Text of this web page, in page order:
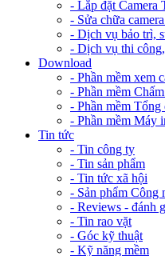
- Lắp đặt
- Sửa chữa
- Dịch vụ bảo trì,
- Dịch vụ thi
Download
- Phần mềm xem
- Phần mềm
- Phần mềm Tổng
- Phần mềm Máy
Tin tức
- Tin công ty
- Tin sản phẩm
- Tin tức xã hội
- Sản phẩm Công
- Reviews - đánh
- Tin rao vặt
- Góc kỹ thuật
- Kỹ năng mềm